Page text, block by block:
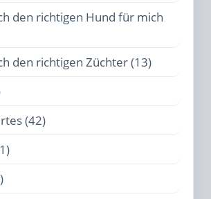
den richtigen Hund für mich
den richtigen Züchter (13)
(42)